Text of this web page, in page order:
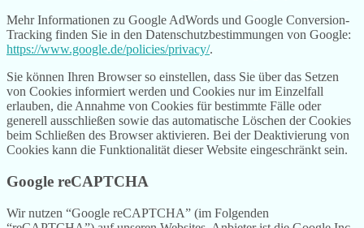
Mehr Informationen zu Google AdWords und Google Conversion-
Tracking finden Sie in den Datenschutzbestimmungen von Google:
https://www.google.de/policies/privacy/.
Sie können Ihren Browser so einstellen, dass Sie über das Setzen
von Cookies informiert werden und Cookies nur im Einzelfall
erlauben, die Annahme von Cookies für bestimmte Fälle oder
generell ausschließen sowie das automatische Löschen der Cookies
beim Schließen des Browser aktivieren. Bei der Deaktivierung von
Cookies kann die Funktionalität dieser Website eingeschränkt sein.
Google reCAPTCHA
Wir nutzen “Google reCAPTCHA” (im Folgenden